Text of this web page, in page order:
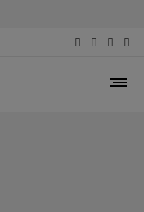
Centro Cultural